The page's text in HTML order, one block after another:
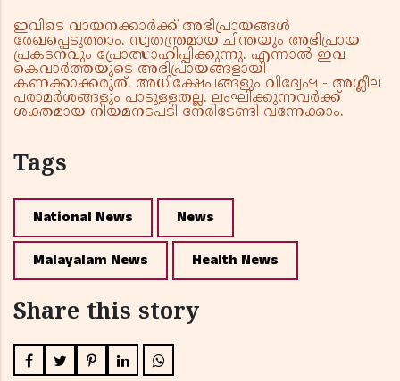
ഇവിടെ വായനക്കാർക്ക് അഭിപ്രായങ്ങൾ
രേഖപ്പെടുത്താം. സ്വതന്ത്രമായ ചിന്തയും അഭിപ്രായ
പ്രകടനവും പ്രോത്സാഹിപ്പിക്കുന്നു. എന്നാൽ ഇവ
കെവാർത്തയുടെ അഭിപ്രായങ്ങളായി
കണക്കാക്കരുത്. അധിക്ഷേപങ്ങളും വിദ്വേഷ - അശ്ലീല
പരാമർശങ്ങളും പാടുള്ളതല്ല. ലംഘിക്കുന്നവർക്ക്
ശക്തമായ നിയമനടപടി നേരിടേണ്ടി വന്നേക്കാം.
Tags
National News News
Malayalam News Health News
Share this story